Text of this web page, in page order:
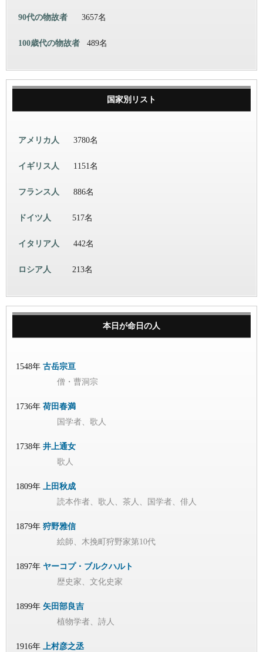
90代の物故者 3657名
100歳代の物故者 489名
国家別リスト
アメリカ人 3780名
イギリス人 1151名
フランス人 886名
ドイツ人 517名
イタリア人 442名
ロシア人 213名
本日が命日の人
1548年 古岳宗亘
僧・曹洞宗
1736年 荷田春満
国学者、歌人
1738年 井上通女
歌人
1809年
上田秋成
読本作者、歌人、茶人、国学者、俳人
1879年 狩野雅信
絵師、木挽町狩野家第10代
1897年 ヤーコプ・ブルクハルト
歴史家、文化史家
1899年 矢田部良吉
植物学者、詩人
1916年
上村彦之丞